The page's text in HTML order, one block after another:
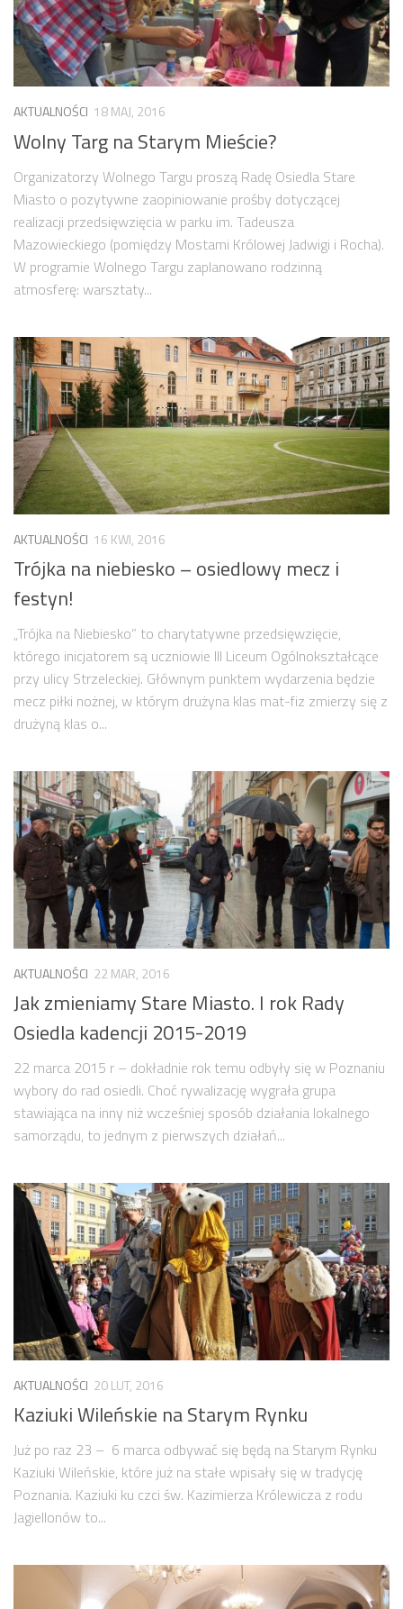
AKTUALNOŚCI 18 MAJ, 2016
Wolny Targ na Starym Mieście?
Organizatorzy Wolnego Targu proszą Radę Osiedla Stare
Miasto o pozytywne zaopiniowanie prośby dotyczącej
realizacji przedsięwzięcia w parku im. Tadeusza
Mazowieckiego (pomiędzy Mostami Królowej Jadwigi i Rocha).
W programie Wolnego Targu zaplanowano rodzinną
atmosferę: warsztaty...
AKTUALNOŚCI 16 KWI, 2016
Trójka na niebiesko – osiedlowy mecz i
festyn!
„Trójka na Niebiesko” to charytatywne przedsięwzięcie,
którego inicjatorem są uczniowie III Liceum Ogólnokształcące
przy ulicy Strzeleckiej. Głównym punktem wydarzenia będzie
mecz piłki nożnej, w którym drużyna klas mat-fiz zmierzy się z
drużyną klas o...
AKTUALNOŚCI 22 MAR, 2016
Jak zmieniamy Stare Miasto. I rok Rady
Osiedla kadencji 2015-2019
22 marca 2015 r – dokładnie rok temu odbyły się w Poznaniu
wybory do rad osiedli. Choć rywalizację wygrała grupa
stawiająca na inny niż wcześniej sposób działania lokalnego
samorządu, to jednym z pierwszych działań...
AKTUALNOŚCI 20 LUT, 2016
Kaziuki Wileńskie na Starym Rynku
Już po raz 23 – 6 marca odbywać się będą na Starym Rynku
Kaziuki Wileńskie, które już na stałe wpisały się w tradycję
Poznania. Kaziuki ku czci św. Kazimierza Królewicza z rodu
Jagiellonów to...